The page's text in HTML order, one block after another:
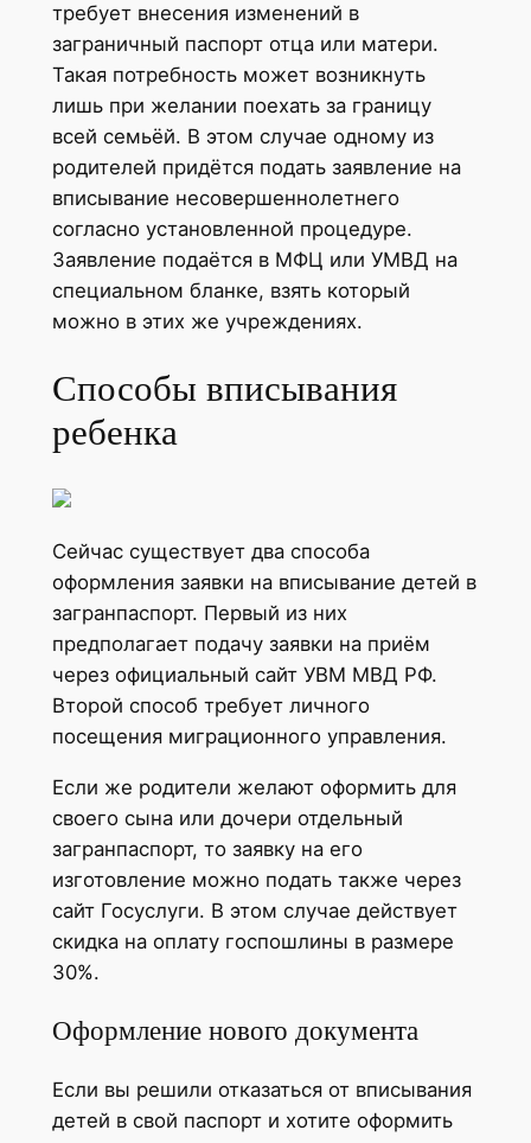
требует внесения изменений в
заграничный паспорт отца или матери.
Такая потребность может возникнуть
лишь при желании поехать за границу
всей семьёй. В этом случае одному из
родителей придётся подать заявление на
вписывание несовершеннолетнего
согласно установленной процедуре.
Заявление подаётся в МФЦ или УМВД на
специальном бланке, взять который
можно в этих же учреждениях.
Способы вписывания
ребенка
Сейчас существует два способа
оформления заявки на вписывание детей в
загранпаспорт. Первый из них
предполагает подачу заявки на приём
через официальный сайт УВМ МВД РФ.
Второй способ требует личного
посещения миграционного управления.
Если же родители желают оформить для
своего сына или дочери отдельный
загранпаспорт, то заявку на его
изготовление можно подать также через
сайт Госуслуги. В этом случае действует
скидка на оплату госпошлины в размере
30%.
Оформление нового документа
Если вы решили отказаться от вписывания
детей в свой паспорт и хотите оформить